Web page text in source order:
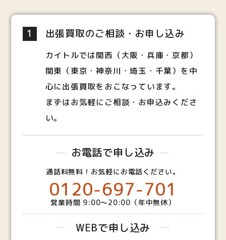
1 出張買取のご相談・お申し込み
カイトルでは関西（大阪・兵庫・京都）
関東（東京・神奈川・埼玉・千葉）を中
心に出張買取をおこなっています。
まずはお気軽にご相談・お申込みくださ
い。
お電話で申し込み
通話料無料！お気軽にお電話ください。
0120-697-701
営業時間 9:00～20:00（年中無休）
WEBで申し込み